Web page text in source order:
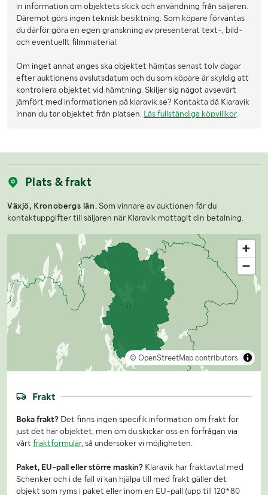
in information om objektets skick och användning från säljaren.
Däremot görs ingen teknisk besiktning. Som köpare förväntas
du därför göra en egen granskning av presenterat text-, bild-
och eventuellt filmmaterial.
Om inget annat anges ska objektet hämtas senast tolv dagar
efter auktionens avslutsdatum och du som köpare är skyldig att
kontrollera objektet vid hämtning. Skiljer sig något avsevärt
jämfört med informationen på klaravik.se? Kontakta då Klaravik
innan du tar objektet från platsen. Läs fullständiga köpvillkor.
Plats & frakt
Växjö, Kronobergs län. Som vinnare av auktionen får du
kontaktuppgifter till säljaren när Klaravik mottagit din betalning.
© OpenStreetMap contributors
Frakt
Boka frakt? Det finns ingen specifik information om frakt för
just det här objektet, men om du skickar oss en förfrågan via
vårt fraktformulär, så undersöker vi möjligheten.
Paket, EU-pall eller större maskin? Klaravik har fraktavtal med
Schenker och i de fall vi kan hjälpa till med frakt gäller det
objekt som ryms i paket eller inom en EU-pall (upp till 120*80